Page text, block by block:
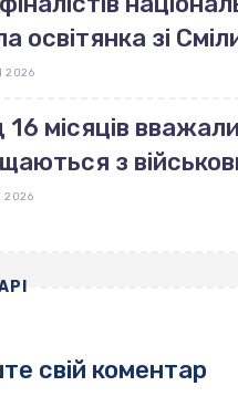
освітянка зі
2026
місяців
з
2026
свій коментар